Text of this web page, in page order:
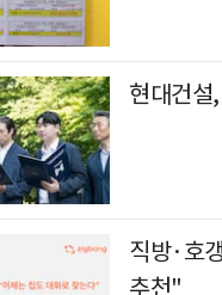
현대건설
직방·호
추천"